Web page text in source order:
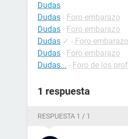
Dudas
Dudas - Foro embarazo
Dudas - Foro embarazo
Dudas ✓ - Foro embarazo
Dudas - Foro embarazo
Dudas... - Foro de los
1 respuesta
RESPUESTA 1 / 1